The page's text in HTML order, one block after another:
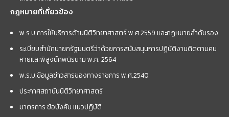
กฎหมายที่เกี่ยวข้อง
พ.ร.บ.การให้บริการด้านนิติวิทยาศาสตร์ พ.ศ.2559 และกฏหมายลำดับรอง
ระเบียบสำนักนายกรัฐมนตรีว่าด้วยการสนับสนุนการปฏิบัติงานติดตามคน
หายและพิสูจน์ศพนิรนาม พ.ศ. 2564
พ.ร.บ.ข้อมูลข่าวสารของทางราชการ พ.ศ.2540
ประกาศสถาบันนิติวิทยาศาสตร์
มาตรการ ข้อบังคับ แนวปฏิบัติ